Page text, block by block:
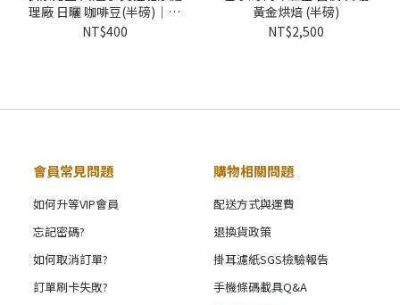
理廠 日曬 咖啡豆(半磅)｜中
深烘焙
NT$400
黃金烘焙 (半磅)
NT$2,500
會員常見問題
如何升等VIP會員
忘記密碼?
如何取消訂單?
訂單刷卡失敗?
購物相關問題
配送方式與運費
退換貨政策
掛耳濾紙SGS檢驗報告
手機條碼載具Q&A